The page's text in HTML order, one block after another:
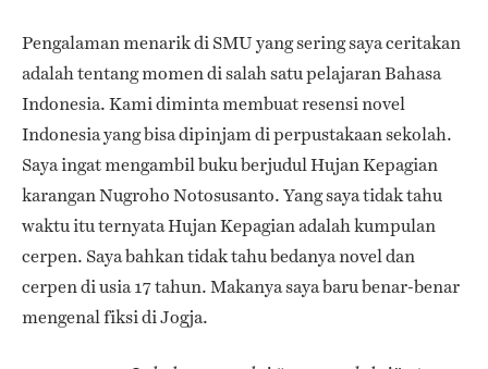
Pengalaman menarik di SMU yang sering saya ceritakan
adalah tentang momen di salah satu pelajaran Bahasa
Indonesia. Kami diminta membuat resensi novel
Indonesia yang bisa dipinjam di perpustakaan sekolah.
Saya ingat mengambil buku berjudul Hujan Kepagian
karangan Nugroho Notosusanto. Yang saya tidak tahu
waktu itu ternyata Hujan Kepagian adalah kumpulan
cerpen. Saya bahkan tidak tahu bedanya novel dan
cerpen di usia 17 tahun. Makanya saya baru benar-benar
mengenal fiksi di Jogja.